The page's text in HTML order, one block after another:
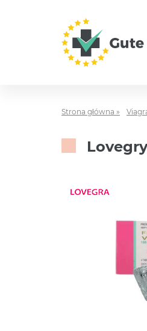
Strona główna »